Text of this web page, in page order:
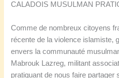
CALADOIS MUSULMAN
Comme de nombreux citoyens
récente de la violence islamiste,
envers la communauté
Mabrouk Lazreg, militant
pratiquant de nous faire partager